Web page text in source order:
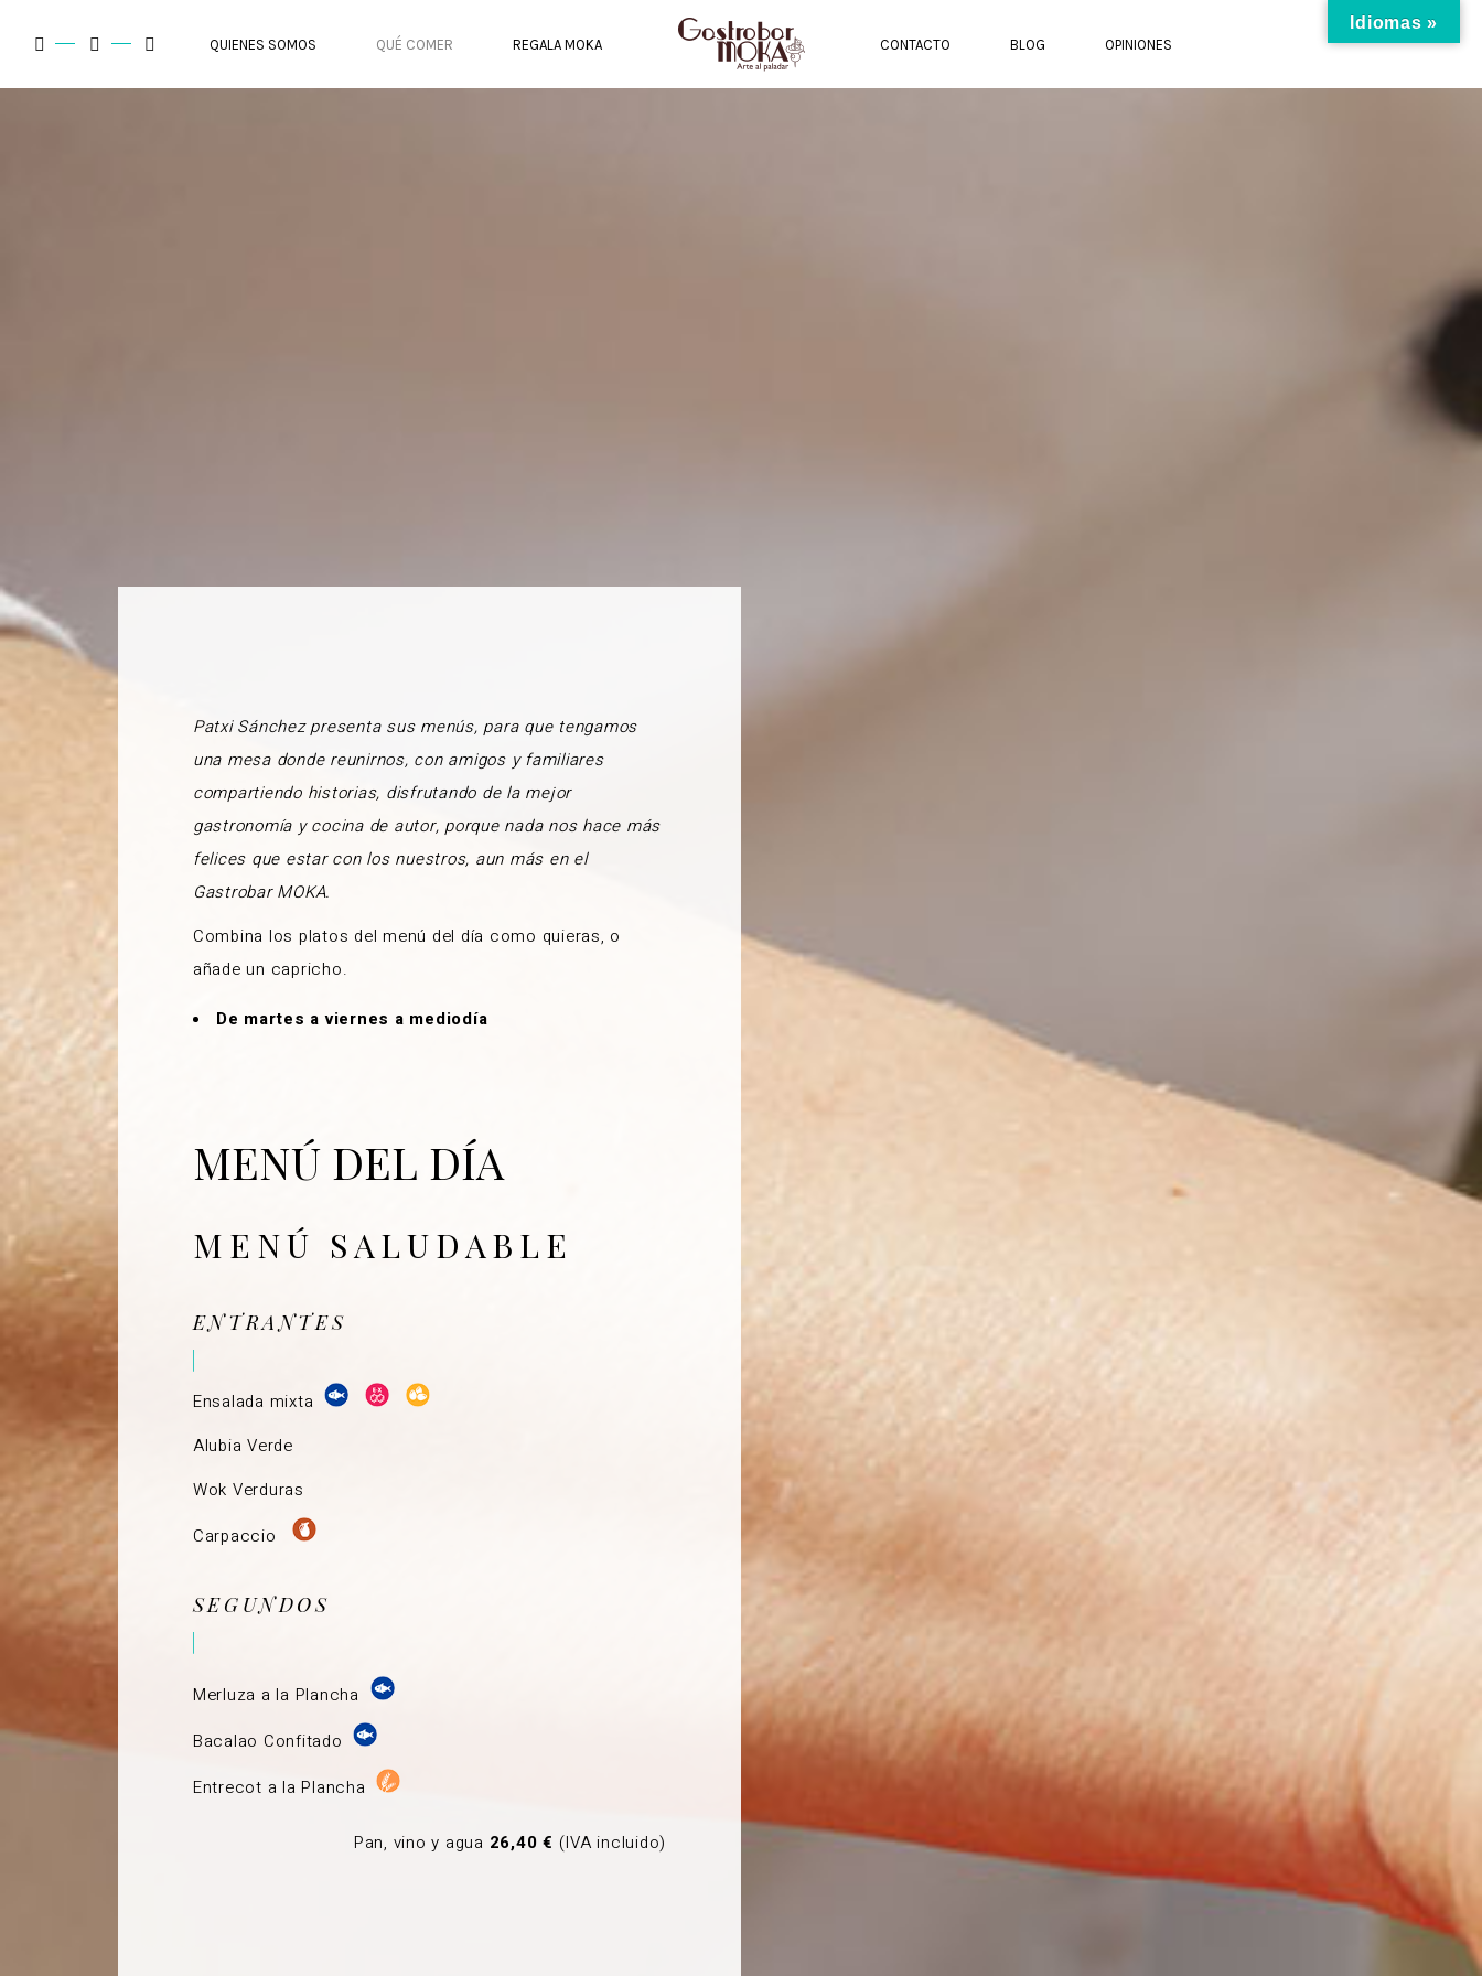
QUIENES SOMOS QUÉ COMER REGALA MOKA CONTACTO BLOG OPINIONES
Patxi Sánchez presenta sus menús, para que tengamos
una mesa donde reunirnos, con amigos y familiares
compartiendo historias, disfrutando de la mejor
gastronomía y cocina de autor, porque nada nos hace más
felices que estar con los nuestros, aun más en el
Gastrobar MOKA.
Combina los platos del menú del día como quieras, o
añade un capricho.
De martes a viernes a mediodía
MENÚ DEL DÍA
MENÚ SALUDABLE
ENTRANTES
Ensalada mixta
Alubia Verde
Wok Verduras
Carpaccio
SEGUNDOS
Merluza a la Plancha
Bacalao Confitado
Entrecot a la Plancha
Pan, vino y agua 26,40 € (IVA incluido)
Idiomas »